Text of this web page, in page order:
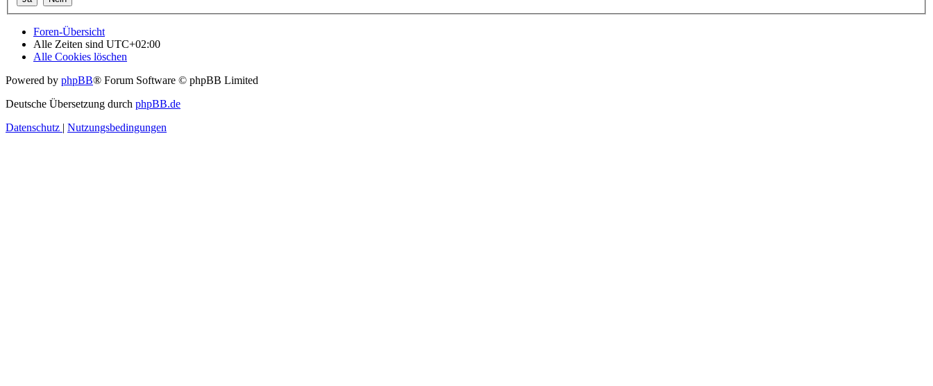
Foren-Übersicht
Alle Zeiten sind UTC+02:00
Alle Cookies löschen
Powered by phpBB® Forum Software © phpBB Limited
Deutsche Übersetzung durch phpBB.de
Datenschutz | Nutzungsbedingungen